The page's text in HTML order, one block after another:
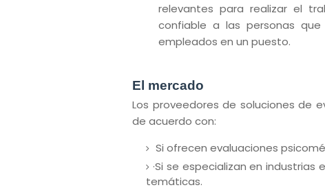
relevantes para realizar el
confiable a las personas
empleados en un puesto.
El mercado
Los proveedores de soluciones de
de acuerdo con:
Si ofrecen evaluaciones
·Si se especializan en
temáticas.